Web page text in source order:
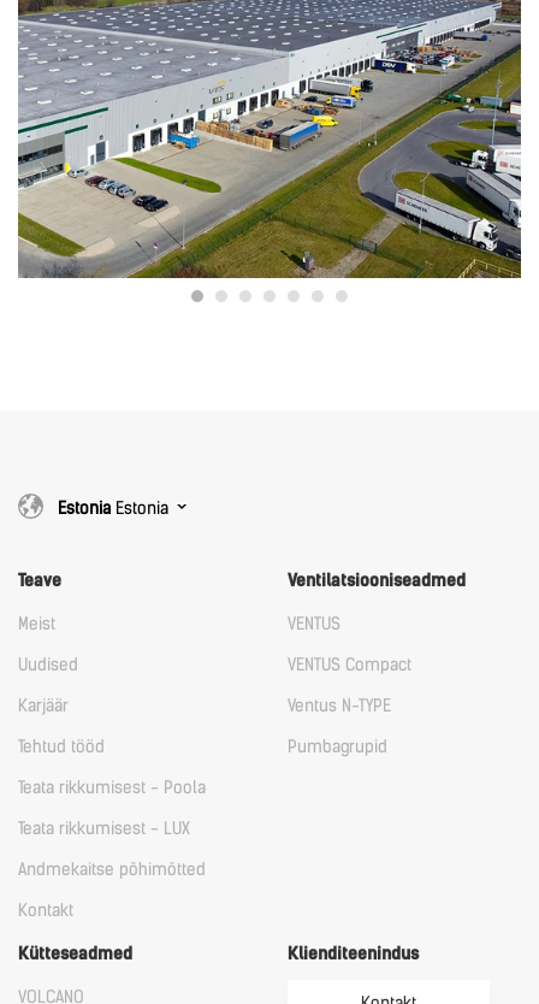
Estonia Estonia
Teave
Meist
Uudised
Karjäär
Tehtud tööd
Teata rikkumisest - Poola
Teata rikkumisest - LUX
Andmekaitse põhimõtted
Kontakt
Ventilatsiooniseadmed
VENTUS
VENTUS Compact
Ventus N-TYPE
Pumbagrupid
Kütteseadmed
VOLCANO
Klienditeenindus